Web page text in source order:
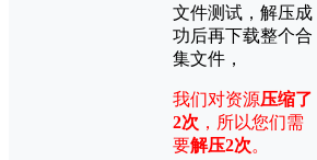
文件测试，解压成
功后再下载整个合
集文件，
我们对资源压缩了
2次 ，所以您们需
要解压2次。